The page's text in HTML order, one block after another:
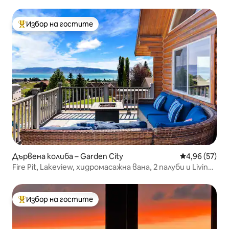
Най-популярен избор на гостите
Избор на гостите
Дървена колиба – Garden City Средна
4,96 (57)
Fire Pit, Lakeview, хидромасажна вана, 2 палуби и Living
Най-популярен избор на гостите
Избор на гостите